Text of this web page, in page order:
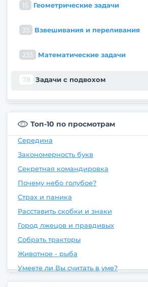
15 Геометрические задачи
33 Взвешивания и переливания
233 Математические задачи
78 Задачи с подвохом
Топ-10 по просмотрам
Середина
Закономерность букв
Секретная командировка
Почему небо голубое?
Страх и паника
Расставить скобки и знаки
Город лжецов и правдивых
Собрать тракторы
Животное - рыба
Умеете ли Вы считать в уме?